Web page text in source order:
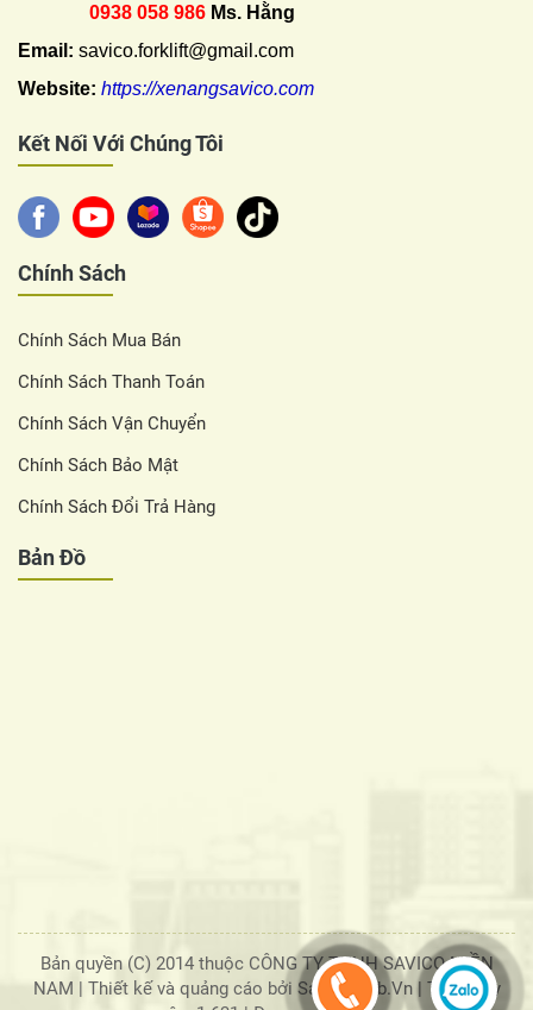
0938 058 986 Ms. Hằng
Email: savico.forklift@gmail.com
Website: https://xenangsavico.com
Kết Nối Với Chúng Tôi
Chính Sách
Chính Sách Mua Bán
Chính Sách Thanh Toán
Chính Sách Vận Chuyển
Chính Sách Bảo Mật
Chính Sách Đổi Trả Hàng
Bản Đồ
Bản quyền (C) 2014 thuộc CÔNG TY TNHH SAVICO MIỀN
NAM | Thiết kế và quảng cáo bởi SaigonWeb.Vn | Tổng truy